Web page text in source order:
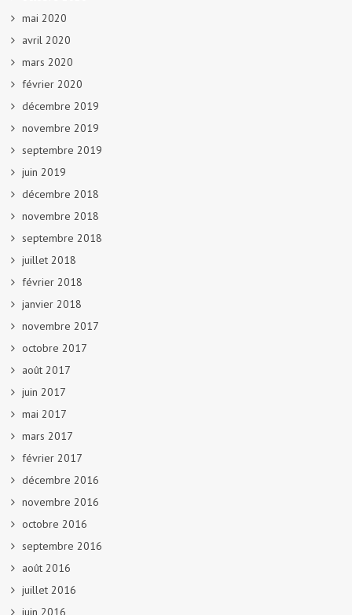
mai 2020
avril 2020
mars 2020
février 2020
décembre 2019
novembre 2019
septembre 2019
juin 2019
décembre 2018
novembre 2018
septembre 2018
juillet 2018
février 2018
janvier 2018
novembre 2017
octobre 2017
août 2017
juin 2017
mai 2017
mars 2017
février 2017
décembre 2016
novembre 2016
octobre 2016
septembre 2016
août 2016
juillet 2016
juin 2016